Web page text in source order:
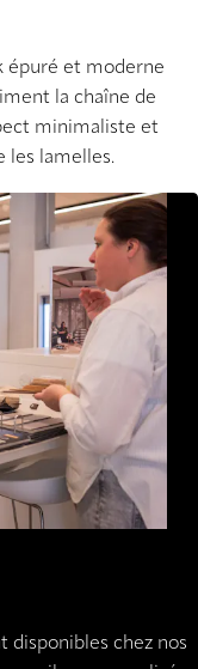
épuré et moderne
la chaîne de
minimaliste et
les lamelles.
disponibles chez nos